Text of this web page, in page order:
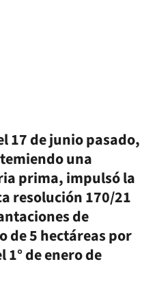
17 de junio pasado,
una
prima, impulsó la
resolución 170/21
de
de 5 hectáreas por
de enero de